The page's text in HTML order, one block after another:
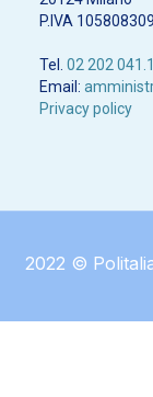
P.IVA
Tel. 02 202 041.1
Email:
Privacy policy
2022 ©